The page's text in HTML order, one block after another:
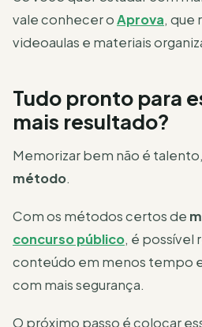
vale conhecer oAprova, que
videoaulas e materiais
Tudo pronto para
mais resultado?
Memorizar bem não é
método.
Com os métodos certos de
concurso público, é possível
conteúdo em menos tempo
com mais segurança.
O próximo passo é colocar